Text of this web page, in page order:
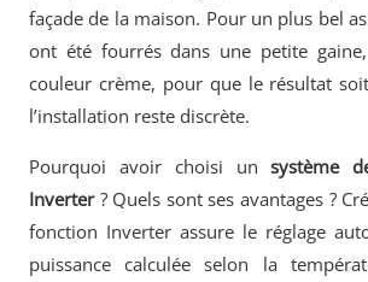
façade de la maison. Pour un plus bel
ont été fourrés dans une petite
couleur crème, pour que le résultat
l’installation reste discrète.
Pourquoi avoir choisi unsystème
Inverter? Quels sont ses avantages ?
fonction Inverter assure le réglage
puissance calculée selon la